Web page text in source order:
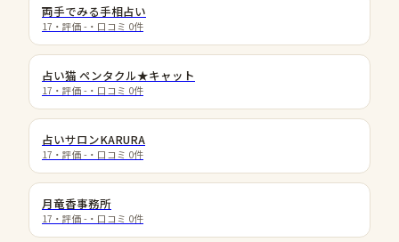
両手でみる手相占い
17 ・評価 - ・口コミ 0件
占い猫 ペンタクル★キャット
17 ・評価 - ・口コミ 0件
占いサロンKARURA
17 ・評価 - ・口コミ 0件
月竜香事務所
17 ・評価 - ・口コミ 0件